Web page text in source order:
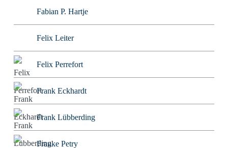
Fabian P. Hartje
Felix Leiter
Felix Perrefort
Frank Eckhardt
Frank Lübberding
Frauke Petry